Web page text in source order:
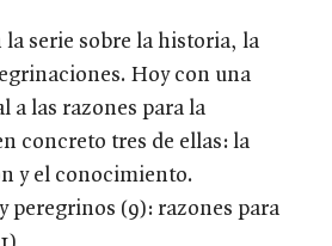
serie sobre la historia, la
Hoy con una
a las razones para la
concreto tres de ellas: la
y el conocimiento.
peregrinos (9): razones para